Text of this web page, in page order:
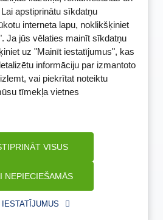
apstiprinātu sīkdatņu
interneta lapu, noklikšķiniet
Ja jūs vēlaties mainīt sīkdatņu
uz "Mainīt iestatījumus", kas
informāciju par izmantoto
vai piekrītat noteiktu
tīmekļa vietnes
NEPIECIEŠAMĀS
VISUS
www.vi.gov.lv